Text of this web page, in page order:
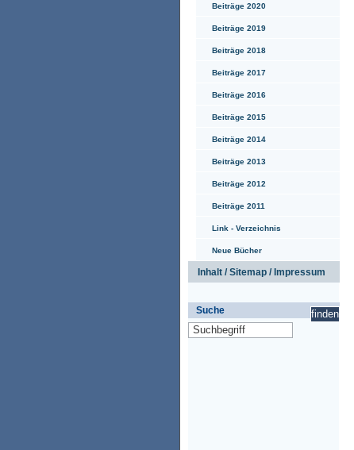
Beiträge 2020
Beiträge 2019
Beiträge 2018
Beiträge 2017
Beiträge 2016
Beiträge 2015
Beiträge 2014
Beiträge 2013
Beiträge 2012
Beiträge 2011
Link - Verzeichnis
Neue Bücher
Inhalt / Sitemap / Impressum
Suche